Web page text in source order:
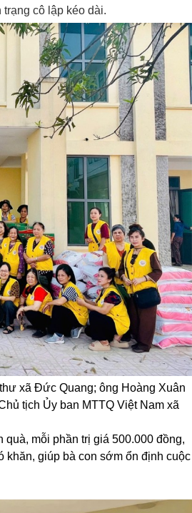
cô lập kéo dài.
xã Đức Quang; ông Hoàng Xuân
tịch Ủy ban MTTQ Việt Nam xã
quà, mỗi phần trị giá 500.000 đồng,
khăn, giúp bà con sớm ổn định cuộc